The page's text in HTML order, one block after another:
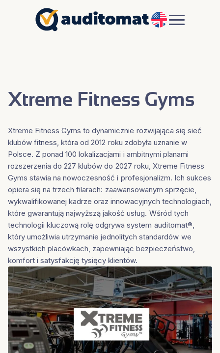
EN
Xtreme Fitness Gyms
Xtreme Fitness Gyms to dynamicznie rozwijająca się sieć
klubów fitness, która od 2012 roku zdobyła uznanie w
Polsce. Z ponad 100 lokalizacjami i ambitnymi planami
rozszerzenia do 227 klubów do 2027 roku, Xtreme Fitness
Gyms stawia na nowoczesność i profesjonalizm. Ich sukces
opiera się na trzech filarach: zaawansowanym sprzęcie,
wykwalifikowanej kadrze oraz innowacyjnych technologiach,
które gwarantują najwyższą jakość usług. Wśród tych
technologii kluczową rolę odgrywa system auditomat®,
który umożliwia utrzymanie jednolitych standardów we
wszystkich placówkach, zapewniając bezpieczeństwo,
komfort i satysfakcję tysięcy klientów.